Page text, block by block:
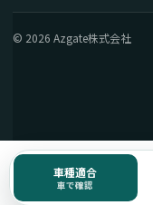
車種適合
車で確認
© 2026 Azgate株式会社
電話窓口の確認